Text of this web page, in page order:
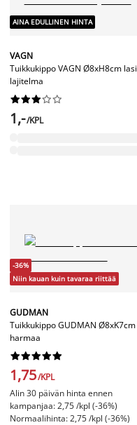
AINA EDULLINEN HINTA
VAGN
Tuikkukippo VAGN Ø8xH8cm lasi
lajitelma






1,-/KPL
-36%
Niin kauan kuin tavaraa riittää
GUDMAN
Tuikkukippo GUDMAN Ø8xK7cm
harmaa






1,75/KPL
Alin 30 päivän hinta ennen
kampanjaa: 2,75 /kpl (-36%)
Normaalihinta: 2,75 /kpl (-36%)